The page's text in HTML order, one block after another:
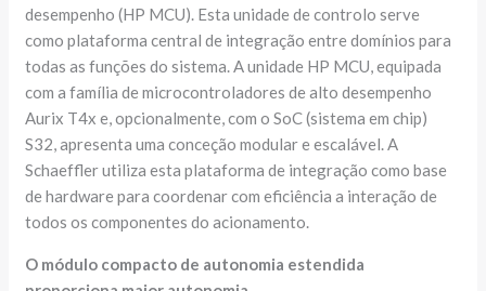
desempenho (HP MCU). Esta unidade de controlo serve
como plataforma central de integração entre domínios para
todas as funções do sistema. A unidade HP MCU, equipada
com a família de microcontroladores de alto desempenho
Aurix T4x e, opcionalmente, com o SoC (sistema em chip)
S32, apresenta uma conceção modular e escalável. A
Schaeffler utiliza esta plataforma de integração como base
de hardware para coordenar com eficiência a interação de
todos os componentes do acionamento.
O módulo compacto de autonomia estendida